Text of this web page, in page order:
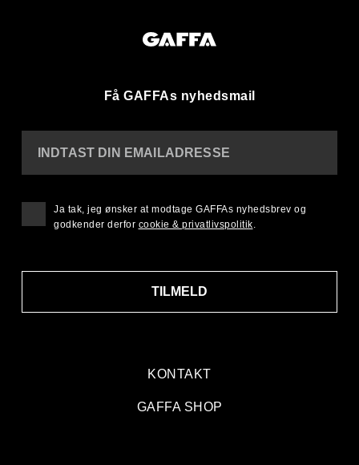
Få GAFFAs nyhedsmail
KONTAKT
GAFFA SHOP
INDTAST DIN EMAILADRESSE
TILMELD
Ja tak, jeg ønsker at modtage GAFFAs nyhedsbrev og
godkender derfor cookie & privatlivspolitik.